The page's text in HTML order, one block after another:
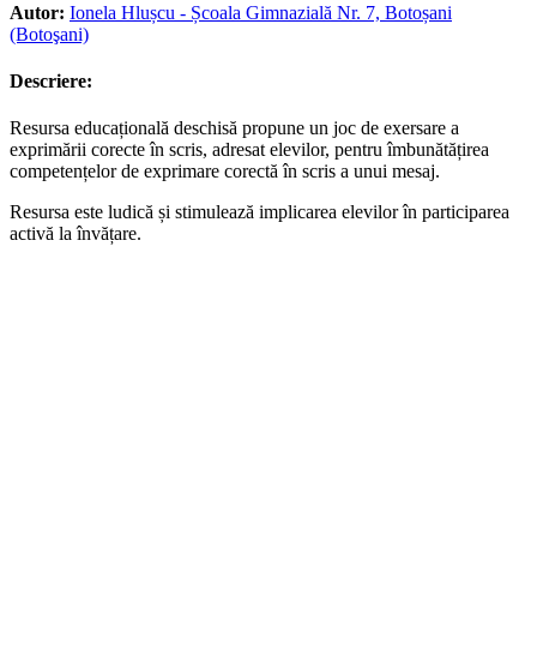
Autor: Ionela Hlușcu - Școala Gimnazială Nr. 7, Botoșani
(Botoşani)
Descriere:
Resursa educațională deschisă propune un joc de exersare a
exprimării corecte în scris, adresat elevilor, pentru îmbunătățirea
competențelor de exprimare corectă în scris a unui mesaj.
Resursa este ludică și stimulează implicarea elevilor în participarea
activă la învățare.